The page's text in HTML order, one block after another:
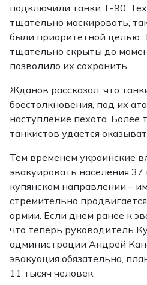
подключили танки Т-90.
тщательно маскировать,
были приоритетной целью.
тщательно скрыты до
позволило их сохранить.
Жданов рассказал, что
боестолкновения, под их
наступление пехота. Более
танкистов удается
Тем временем украинские
эвакуировать населения
купянском направлении –
стремительно
армии. Если днем ранее к
что теперь руководитель
администрации Андрей
эвакуация обязательна,
11 тысяч человек.